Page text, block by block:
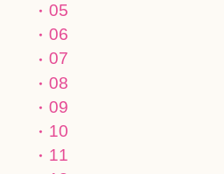
05
06
07
08
09
10
11